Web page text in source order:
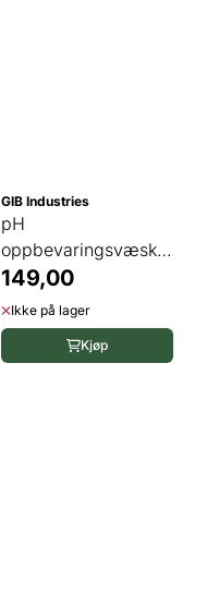
GIB Industries
pH
oppbevaringsvæske
300 ml
149,00
Ikke på lager
Kjøp